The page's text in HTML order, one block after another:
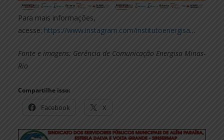
Para mais informações,
acesse: https://www.instagram.com/institutoenergisa…
Fonte e imagens: Gerência de Comunicação Energisa Minas-
Rio
Compartilhe isso:
Facebook X